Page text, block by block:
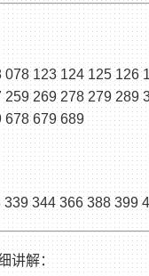
123 124 125 126
269 278 279 289
678 679 689
344 366 388 399
讲解：